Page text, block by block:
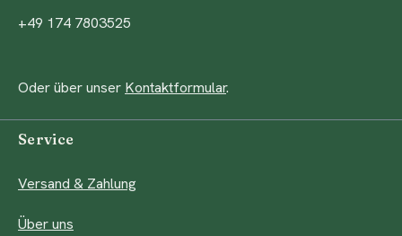
+49 174 7803525
Oder über unser Kontaktformular.
Service
Versand & Zahlung
Über uns